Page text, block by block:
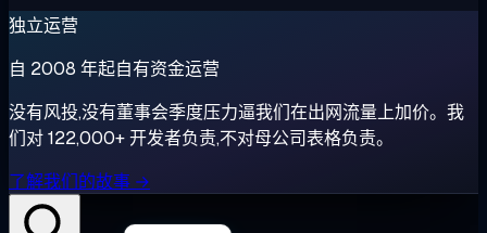
独立运营
自 2008 年起自有资金运营
没有风投,没有董事会季度压力逼我们在出网流量上加价。我
们对 122,000+ 开发者负责,不对母公司表格负责。
了解我们的故事 →